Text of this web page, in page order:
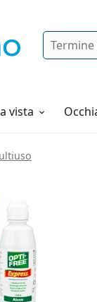
Ricerca
vista